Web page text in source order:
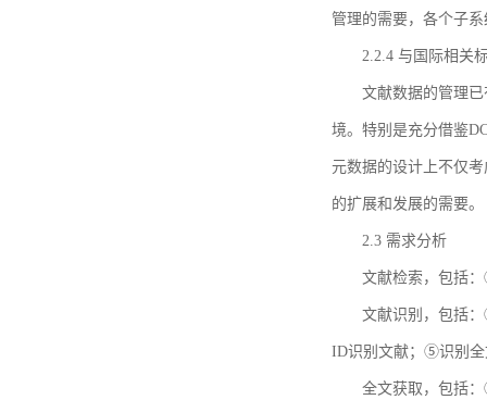
管理的需要，各个子
2.2.4 与国际相关
文献数据的管理
境。特别是充分借鉴
元数据的设计上不仅
的扩展和发展的需要。
2.3 需求分析
文献检索，包括
文献识别，包括
ID识别文献；⑤识别全
全文获取，包括